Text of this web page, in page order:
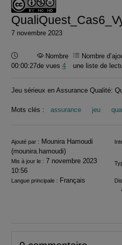
7 novembre 2023
Durée :
00:00:27
Nombre
de vues 4
Nombre
une liste de
Jeu sérieux en Assurance Qualité:
Mots clés : assurance jeu
Informations
Ajouté par : Mounira Hamoudi
(mounira.hamoudi)
Mis à jour le : 7 novembre 2023
10:56
Langue principale : Français